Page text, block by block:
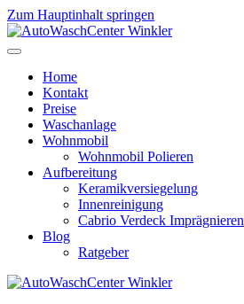
Zum Hauptinhalt springen
Home
Kontakt
Preise
Waschanlage
Wohnmobil
Wohnmobil Polieren
Aufbereitung
Keramikversiegelung
Innenreinigung
Cabrio Verdeck Imprägnieren
Blog
Ratgeber